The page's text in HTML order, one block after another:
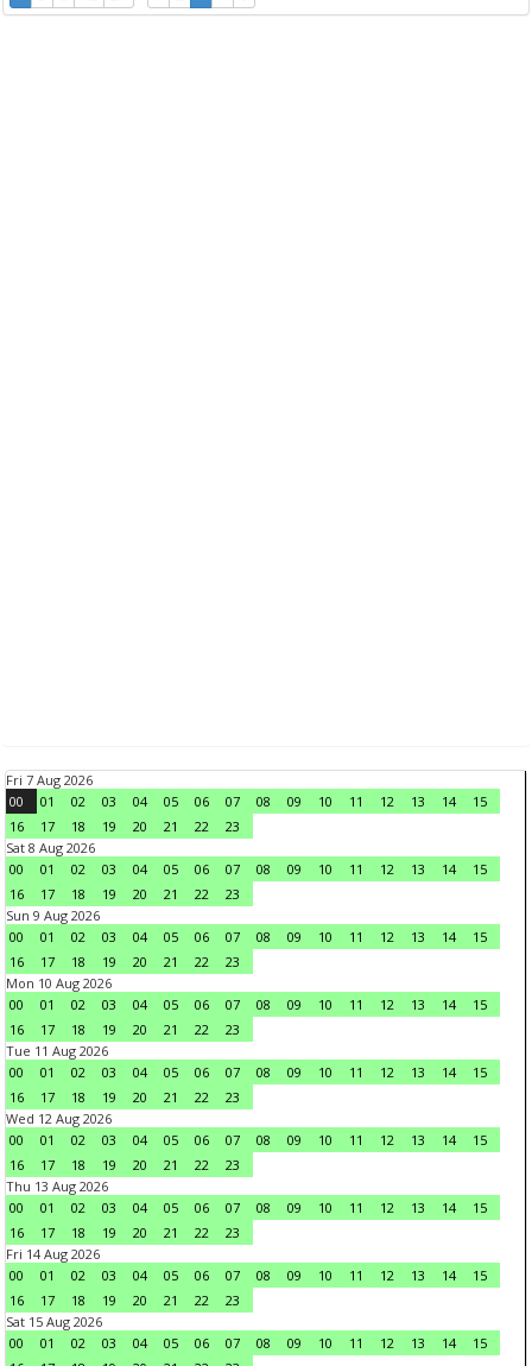
Fri 7 Aug 2026
00
01 02 03 04 05 06 07 08 09 10 11 12 13 14
15
16
17 18 19 20 21 22
23
Sat 8 Aug 2026
00
01 02 03 04 05 06 07 08 09 10 11 12 13 14
15
16
17 18 19 20 21 22
23
Sun 9 Aug 2026
00
01 02 03 04 05 06 07 08 09 10 11 12 13 14
15
16
17 18 19 20 21 22
23
Mon 10 Aug 2026
00
01 02 03 04 05 06 07 08 09 10 11 12 13 14
15
16
17 18 19 20 21 22
23
Tue 11 Aug 2026
00
01 02 03 04 05 06 07 08 09 10 11 12 13 14
15
16
17 18 19 20 21 22
23
Wed 12 Aug 2026
00
01 02 03 04 05 06 07 08 09 10 11 12 13 14
15
16
17 18 19 20 21 22
23
Thu 13 Aug 2026
00
01 02 03 04 05 06 07 08 09 10 11 12 13 14
15
16
17 18 19 20 21 22
23
Fri 14 Aug 2026
00
01 02 03 04 05 06 07 08 09 10 11 12 13 14
15
16
17 18 19 20 21 22
23
Sat 15 Aug 2026
00
01 02 03 04 05 06 07 08 09 10 11 12 13 14
15